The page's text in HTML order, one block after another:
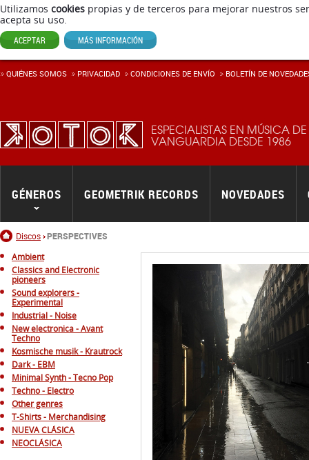
Utilizamos cookies propias y de terceros para mejorar nuestros
acepta su uso.
ACEPTAR MÁS INFORMACIÓN
ESPECIALISTAS EN MÚSICA DE
VANGUARDIA DESDE 1986
Inicio
Discos PERSPECTIVES
GÉNEROS GEOMETRIK RECORDS NOVEDADES
QUIÉNES SOMOS PRIVACIDAD CONDICIONES DE ENVÍ­O BOLETÍN DE
Ambient
Classics and Electronic
pioneers
Sound explorers -
Experimental
Industrial - Noise
New electronica - Avant
Techno
Kosmische musik - Krautrock
Dark - EBM
Minimal Synth - Tecno Pop
Techno - Electro
Other genres
T-Shirts - Merchandising
NUEVA CLÁSICA
NEOCLÁSICA